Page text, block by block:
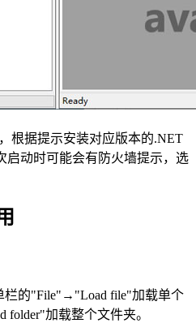
根据提示安装对应版本的.NET
启动时可能会有防火墙提示，选
栏的"File"→"Load file"加载单个
加载整个文件夹。